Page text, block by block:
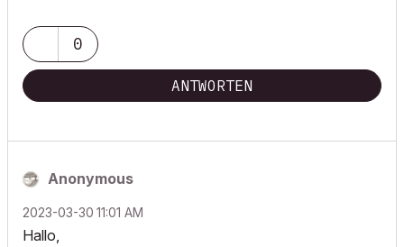
0
ANTWORTEN
Anonymous
‎2023-03-30 11:01 AM
Hallo,